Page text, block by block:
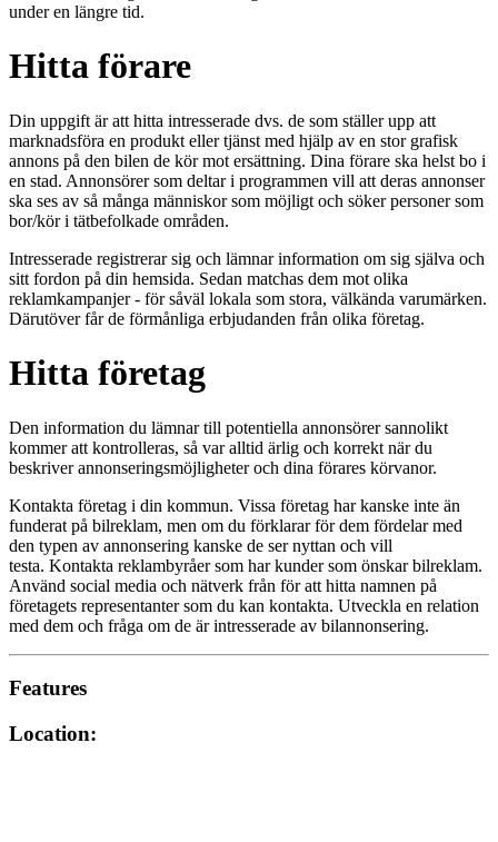
under en längre tid.
Hitta förare
Din uppgift är att hitta intresserade dvs. de som ställer upp att
marknadsföra en produkt eller tjänst med hjälp av en stor grafisk
annons på den bilen de kör mot ersättning. Dina förare ska helst bo i
en stad. Annonsörer som deltar i programmen vill att deras annonser
ska ses av så många människor som möjligt och söker personer som
bor/kör i tätbefolkade områden.
Intresserade registrerar sig och lämnar information om sig själva och
sitt fordon på din hemsida. Sedan matchas dem mot olika
reklamkampanjer - för såväl lokala som stora, välkända varumärken.
Därutöver får de förmånliga erbjudanden från olika företag.
Hitta företag
Den information du lämnar till potentiella annonsörer sannolikt
kommer att kontrolleras, så var alltid ärlig och korrekt när du
beskriver annonseringsmöjligheter och dina förares körvanor.
Kontakta företag i din kommun. Vissa företag har kanske inte än
funderat på bilreklam, men om du förklarar för dem fördelar med
den typen av annonsering kanske de ser nyttan och vill
testa. Kontakta reklambyråer som har kunder som önskar bilreklam.
Använd social media och nätverk från för att hitta namnen på
företagets representanter som du kan kontakta. Utveckla en relation
med dem och fråga om de är intresserade av bilannonsering.
Features
Location: